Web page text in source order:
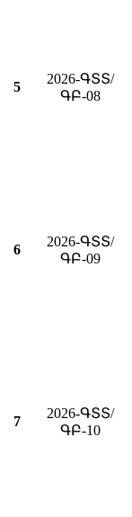
5
2026-ԳՏՏ/
ԳԲ-08
6
2026-ԳՏՏ/
ԳԲ-09
7
2026-ԳՏՏ/
ԳԲ-10